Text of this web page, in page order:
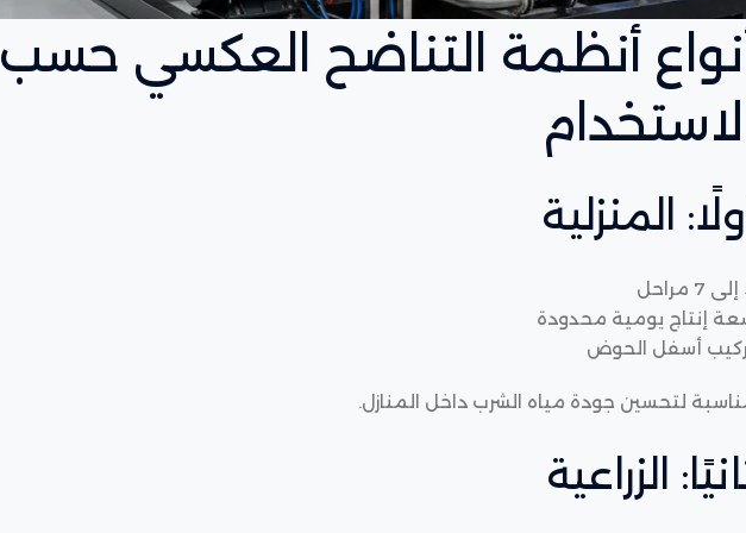
أنظمة التناضح العكسي حسب
الاستخدام
المنزلية
إنتاج يومية محدودة
أسفل الحوض
لتحسين جودة مياه الشرب داخل المنازل.
الزراعية